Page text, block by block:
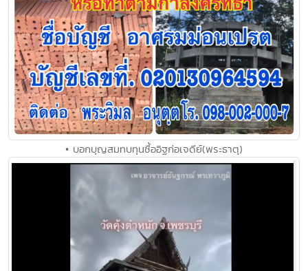
• บอกบุญสมทบทุนซื้ออิฐก่อเจดีย์(พระธาตุ)